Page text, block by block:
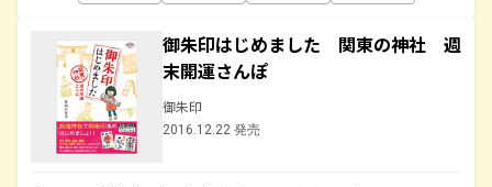
御朱印はじめました 関東の神社 週
末開運さんぽ
御朱印
2016.12.22 発売